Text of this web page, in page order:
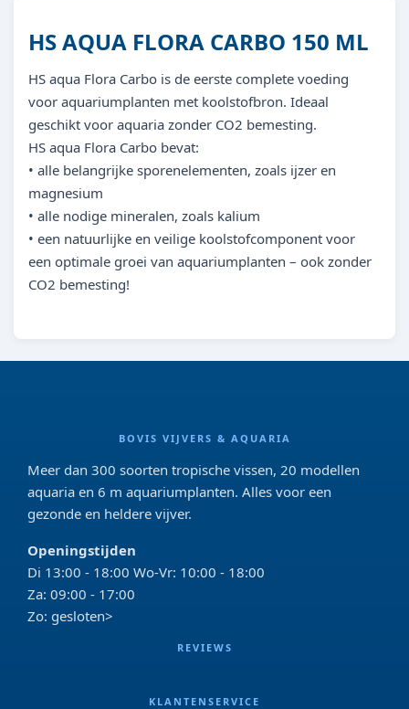
HS AQUA FLORA CARBO 150 ML
HS aqua Flora Carbo is de eerste complete voeding
voor aquariumplanten met koolstofbron. Ideaal
geschikt voor aquaria zonder CO2 bemesting.
HS aqua Flora Carbo bevat:
• alle belangrijke sporenelementen, zoals ijzer en
magnesium
• alle nodige mineralen, zoals kalium
• een natuurlijke en veilige koolstofcomponent voor
een optimale groei van aquariumplanten – ook zonder
CO2 bemesting!
BOVIS VIJVERS & AQUARIA
Meer dan 300 soorten tropische vissen, 20 modellen
aquaria en 6 m aquariumplanten. Alles voor een
gezonde en heldere vijver.
Openingstijden
Di 13:00 - 18:00 Wo-Vr: 10:00 - 18:00
Za: 09:00 - 17:00
Zo: gesloten>
REVIEWS
KLANTENSERVICE